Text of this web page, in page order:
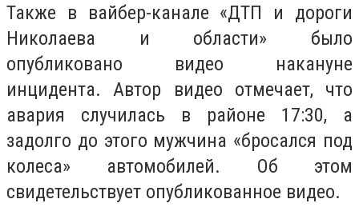
Также в вайбер-канале «ДТП и дороги
Николаева и области» было
опубликовано видео накануне
инцидента. Автор видео отмечает, что
авария случилась в районе 17:30, а
задолго до этого мужчина «бросался под
колеса» автомобилей. Об этом
свидетельствует опубликованное видео.